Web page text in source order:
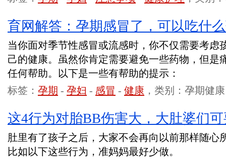
育网解答：孕期感冒了，可以吃什
当你面对季节性感冒或流感时，你不仅需要考虑
己的健康。虽然你肯定需要避免一些药物，但是
任何帮助。以下是一些有帮助的提示：
标签： 孕期 - 孕妇 - 感冒 - 健康 ，类别：孕期健康
这4行为对胎BB伤害大，大肚婆们
肚里有了孩子之后，大家不会再向以前那样随心
比如以下这些行为，准妈妈最好少做。